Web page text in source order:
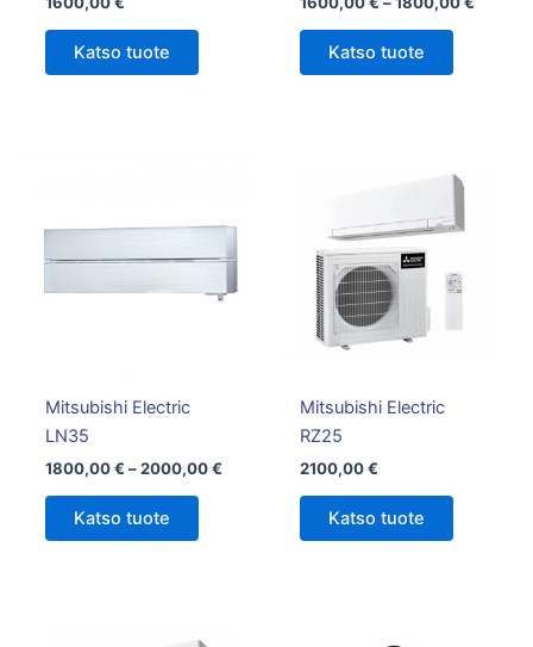
Katso tuote Katso tuote
Mitsubishi Electric
LN35
1800,00€ – 2000,00€
Katso tuote
muunnelma.
Voit
Mitsubishi Electric
RZ25
2100,00€
Katso tuote